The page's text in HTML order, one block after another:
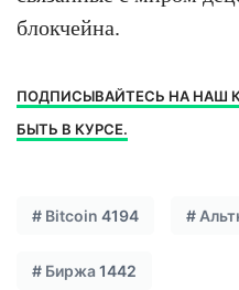
блокчейна.
ПОДПИСЫВАЙТЕСЬ НА НАШ
БЫТЬ В КУРСЕ.
# Bitcoin 4194 #
# Биржа 1442